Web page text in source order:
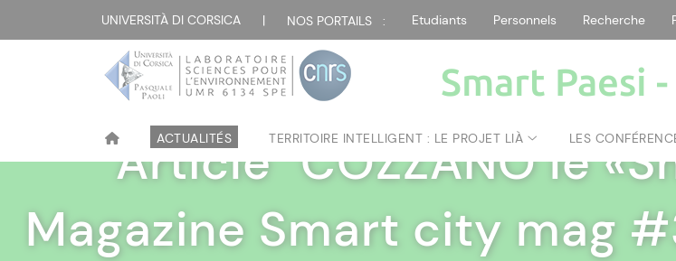
UNIVERSITÀ DI CORSICA | NOS PORTAILS : Etudiants Personnels Recherche
Smart Paesi
ACTUALITÉS TERRITOIRE INTELLIGENT : LE PROJET LIÀ LES
Article "COZZANO le
Magazine Smart city mag